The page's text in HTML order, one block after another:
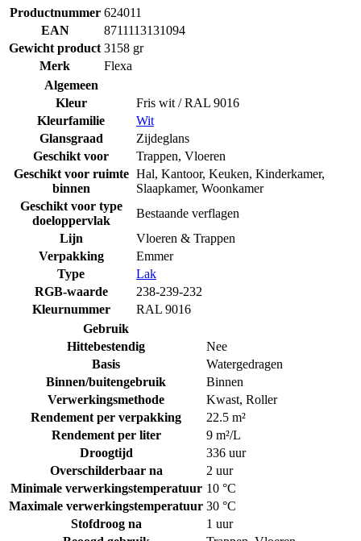
Productnummer 624011
EAN
8711113131094
Gewicht product 3158 gr
Merk
Flexa
Algemeen
Kleur
Fris wit / RAL 9016
Kleurfamilie
Wit
Glansgraad
Zijdeglans
Geschikt voor
Trappen, Vloeren
Geschikt voor ruimte
binnen
Hal, Kantoor, Keuken, Kinderkamer,
Slaapkamer, Woonkamer
Geschikt voor type
doeloppervlak
Bestaande verflagen
Lijn
Vloeren & Trappen
Verpakking
Emmer
Type
Lak
RGB-waarde
238-239-232
Kleurnummer
RAL 9016
Gebruik
Hittebestendig
Nee
Basis
Watergedragen
Binnen/buitengebruik
Binnen
Verwerkingsmethode
Kwast, Roller
Rendement per verpakking
22.5 m²
Rendement per liter
9 m²/L
Droogtijd
336 uur
Overschilderbaar na
2 uur
Minimale verwerkingstemperatuur 10 °C
Maximale verwerkingstemperatuur 30 °C
Stofdroog na
1 uur